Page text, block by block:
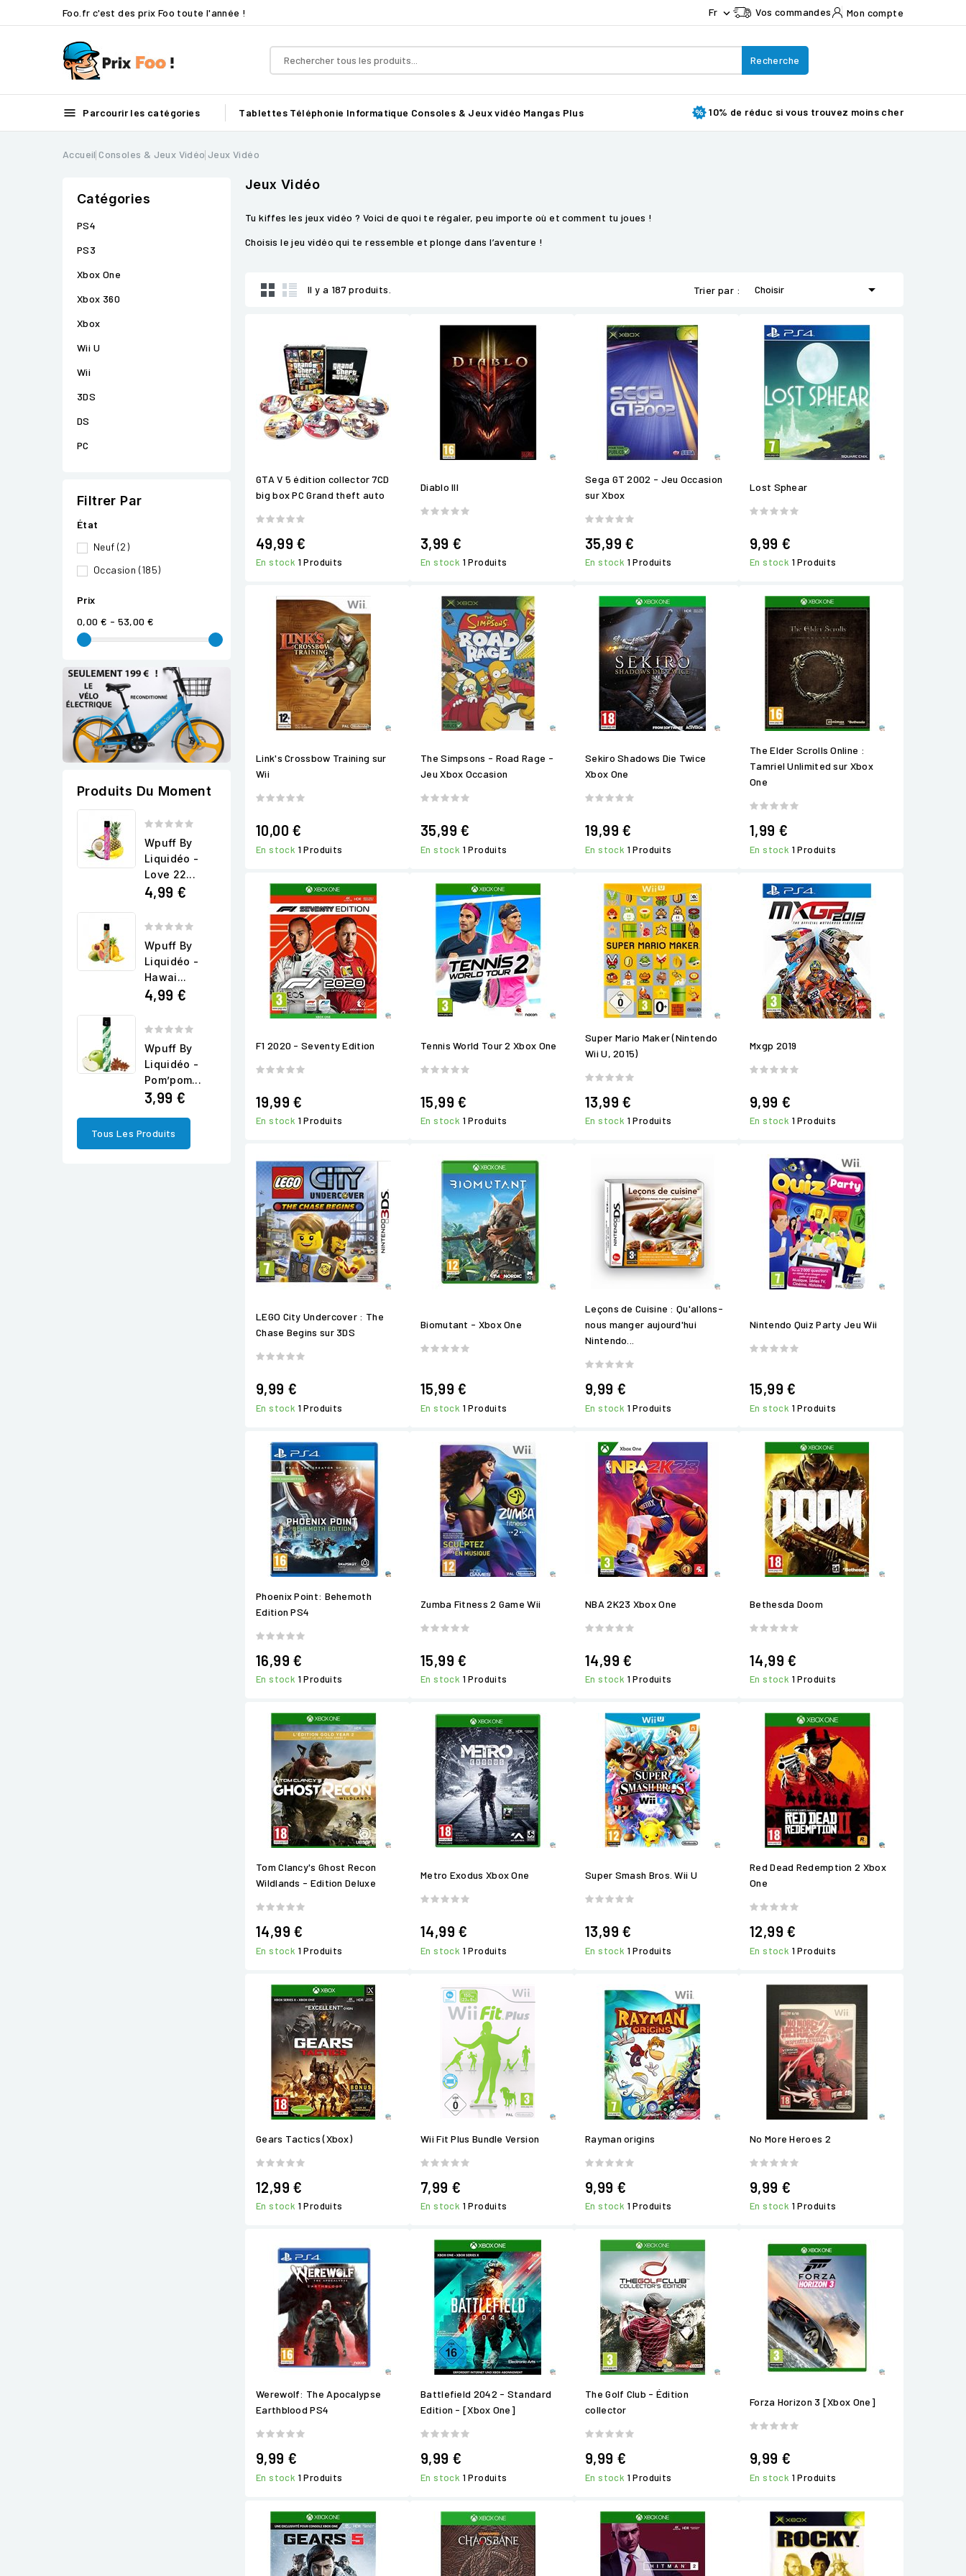
Foo.fr c'est des prix Foo toute l'année ! Fr  Vos commandes Mon compte
Recherche
 Parcourir les catégories Tablettes Téléphonie Informatique Consoles & Jeux vidéo Mangas Plus 10% de réduc si vous trouvez moins cher
Accueil Consoles & Jeux Vidéo Jeux Vidéo
Catégories
PS4
PS3
Xbox One
Xbox 360
Xbox
Wii U
Wii
3DS
DS
PC
Filtrer Par
État
Neuf (2)
Occasion (185)
Prix
0,00 € - 53,00 €
Produits Du Moment
Wpuff By
Liquidéo -
Love 22...
4,99 €
Wpuff By
Liquidéo -
Hawai...
4,99 €
Wpuff By
Liquidéo -
Pom’pom...
3,99 €
Tous Les Produits
Jeux Vidéo
Tu kiffes les jeux vidéo ? Voici de quoi te régaler, peu importe où et comment tu joues !
Choisis le jeu vidéo qui te ressemble et plonge dans l’aventure !
Il y a 187 produits. Trier par : Choisir 
GTA V 5 édition collector 7CD
big box PC Grand theft auto
49,99 €
En stock 1 Produits
Diablo III
3,99 €
En stock 1 Produits
Sega GT 2002 - Jeu Occasion
sur Xbox
35,99 €
En stock 1 Produits
Lost Sphear
9,99 €
En stock 1 Produits
Link's Crossbow Training sur
Wii
10,00 €
En stock 1 Produits
The Simpsons - Road Rage -
Jeu Xbox Occasion
35,99 €
En stock 1 Produits
Sekiro Shadows Die Twice
Xbox One
19,99 €
En stock 1 Produits
The Elder Scrolls Online :
Tamriel Unlimited sur Xbox
One
1,99 €
En stock 1 Produits
F1 2020 - Seventy Edition
19,99 €
En stock 1 Produits
Tennis World Tour 2 Xbox One
15,99 €
En stock 1 Produits
Super Mario Maker (Nintendo
Wii U, 2015)
13,99 €
En stock 1 Produits
Mxgp 2019
9,99 €
En stock 1 Produits
LEGO City Undercover : The
Chase Begins sur 3DS
9,99 €
En stock 1 Produits
Biomutant - Xbox One
15,99 €
En stock 1 Produits
Leçons de Cuisine : Qu'allons-
nous manger aujourd'hui
Nintendo...
9,99 €
En stock 1 Produits
Nintendo Quiz Party Jeu Wii
15,99 €
En stock 1 Produits
Phoenix Point: Behemoth
Edition PS4
16,99 €
En stock 1 Produits
Zumba Fitness 2 Game Wii
15,99 €
En stock 1 Produits
NBA 2K23 Xbox One
14,99 €
En stock 1 Produits
Bethesda Doom
14,99 €
En stock 1 Produits
Tom Clancy's Ghost Recon
Wildlands - Edition Deluxe
14,99 €
En stock 1 Produits
Metro Exodus Xbox One
14,99 €
En stock 1 Produits
Super Smash Bros. Wii U
13,99 €
En stock 1 Produits
Red Dead Redemption 2 Xbox
One
12,99 €
En stock 1 Produits
Gears Tactics (Xbox)
12,99 €
En stock 1 Produits
Wii Fit Plus Bundle Version
7,99 €
En stock 1 Produits
Rayman origins
9,99 €
En stock 1 Produits
No More Heroes 2
9,99 €
En stock 1 Produits
Werewolf: The Apocalypse
Earthblood PS4
9,99 €
En stock 1 Produits
Battlefield 2042 - Standard
Edition - [Xbox One]
9,99 €
En stock 1 Produits
The Golf Club - Édition
collector
9,99 €
En stock 1 Produits
Forza Horizon 3 [Xbox One]
9,99 €
En stock 1 Produits